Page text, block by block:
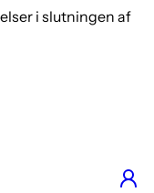
i slutningen af